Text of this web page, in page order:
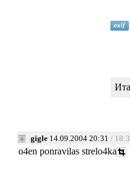
gigle14.09.2004 20:31 /
o4en ponravilas strelo4ka